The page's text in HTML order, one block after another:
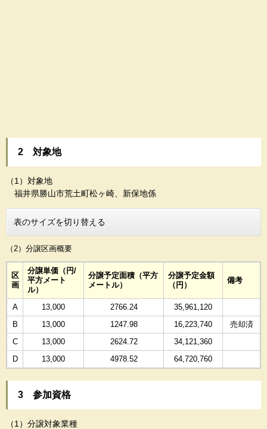
2 対象地
（1）対象地
福井県勝山市荒土町松ヶ崎、新保地係
表のサイズを切り替える
（2）分譲区画概要
区
画
分譲単価（円/
平方メート
ル）
分譲予定面積（平方
メートル）
分譲予定金額
（円）
備考
A 13,000 2766.24
35,961,120
B
13,000 1247.98 16,223,740
売却済
C
13,000 2624.72
34,121,360
D
13,000 4978.52 64,720,760
3 参加資格
（1）分譲対象業種